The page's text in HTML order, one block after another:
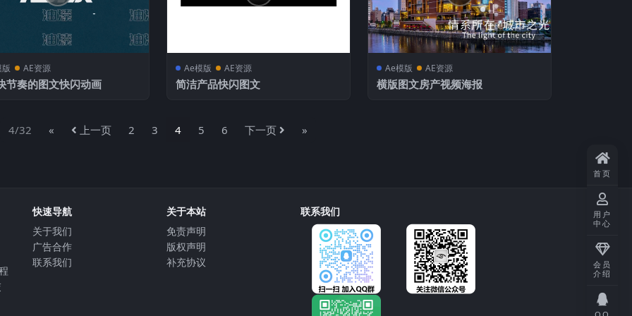
AE资源
节奏的图文快闪动画
Ae模版 AE资源
简洁产品快闪图文
Ae模版 AE资源
横版图文房产视频海报
4/32 « 上一页 2 3 4 5 6 下一页 »
快速导航
关于我们
⼴告合作
联系我们
关于本站
免责声明
版权声明
补充协议
联系我们
首页
用户
中心
会员
介绍